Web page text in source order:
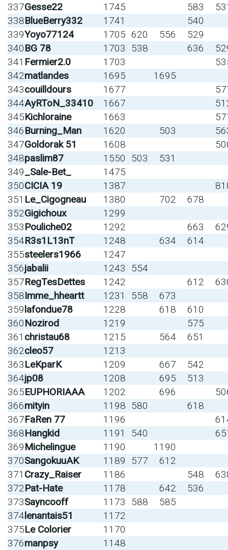
337Gesse22 1745 583
338BlueBerry332 1741
540
339Yoyo77124 1705 620 556
529
340BG 78 1703 538 636
341 Fermier2.0 1703
342matlandes 1695
1695
343couilldours 1677
344AyRToN_33410 1667
345Kichloraine 1663
346Burning_Man 1620 503
347Goldorak 51 1608
348paslim87 1550 503
531
349_Sale-Bet_
1475
350CICIA 19 1387
351 Le_Cigogneau 1380 702
678
352Gigichoux
1299
353Pouliche02 1292 663
354R3s1L13nT 1248 634
614
355steelers1966
1247
356jabalii 1243
554
357RegTesDettes 1242 612
358Imme_hheartt 1231 558
673
359lafondue78 1228 618
610
360Nozirod 1219
575
361 christau68 1215 564
651
362cleo57
1213
363LeKparK 1209 667
542
364jp08 1208 695
513
365EUPHORIAAA 1202 696
366mityin 1198 580
618
367FaRen 77 1196
368Hangkid 1191 540
369Michelingue 1190
1190
370SangokuuAK 1189 577
612
371 Crazy_Raiser 1186 548
372Pat-Hate 1178 642
536
373Sayncooff 1173 588
585
374lenantais51
1172
375Le Colorier
1170
376manpsy
1148